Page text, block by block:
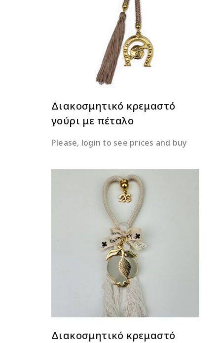
ΔΙΑΒΆΣΤΕ ΠΕΡΙΣΣΌΤΕΡΑ
Διακοσμητικό κρεμαστό
γούρι με πέταλο
Please, login to see prices and buy
ΔΙΑΒΆΣΤΕ ΠΕΡΙΣΣΌΤΕΡΑ
Διακοσμητικό κρεμαστό